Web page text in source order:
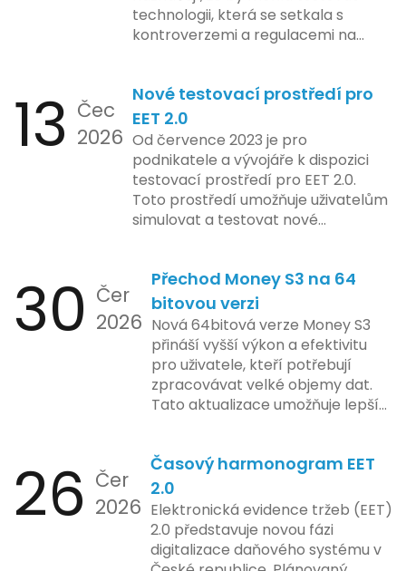
technologii, která se setkala s
kontroverzemi a regulacemi na
implementace funkce, která by
mohla porušovat určité zákonné
limity na ochranu osobních údajů.
Tato technologie se zaměřuje na
pokročilé sledování uživatelských
aktivit, což vyvolalo obavy ohledně
soukromí a ochrany dat uživatelů.
bezpečnost a ochranu spotřebitelů,
regulační orgány různých zemí jsou
na pozoru a sledují vývoj celého
případu velmi bedlivě. Vedení
společnosti zatím neposkytlo
podrobnější informace o
konkrétních záměrech či časové
ose zavedení této technologie.
13 Čec
2026
Nové testovací prostředí pro
EET 2.0
Od července 2023 je pro
podnikatele a vývojáře k dispozici
testovací prostředí pro EET 2.0.
Toto prostředí umožňuje uživatelům
simulovat a testovat nové
kontrolovaném prostředí. Uživatelé
mají možnost předem se seznámit s
aktualizacemi, a tím lépe připravit
své systémy na oficiální zavedení
nového systému.
30 Čer
2026
Přechod Money S3 na 64
bitovou verzi
Nová 64bitová verze Money S3
přináší vyšší výkon a efektivitu
pro uživatele, kteří potřebují
zpracovávat velké objemy dat.
Tato aktualizace umožňuje lepší
podniky s náročnými účetními
procesy.
26 Čer
2026
Časový harmonogram EET
2.0
Elektronická evidence tržeb (EET)
2.0 představuje novou fázi
digitalizace daňového systému v